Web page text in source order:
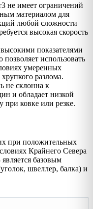
не имеет ограничений
материалом для
любой сложности
высокая скорость
показателями
использовать
умеренных
разлома.
не склонна к
и обладает низкой
при ковке или резке.
при положительных
Крайнего Севера
базовым
швеллер, балка) и